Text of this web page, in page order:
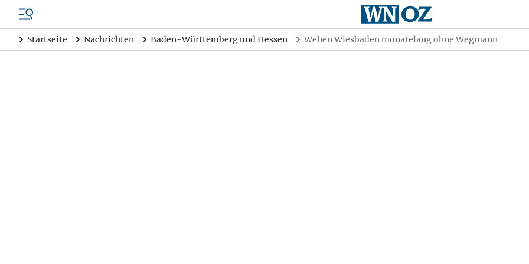
Startseite Nachrichten Baden-Württemberg und Hessen Wehen Wiesbaden monatelang ohne Wegmann